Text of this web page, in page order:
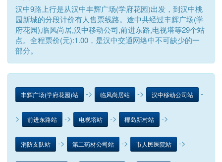
汉中9路上行是从汉中丰辉广场(学府花园)出发，到汉中桃
园新城的分段计价有人售票线路。途中共经过丰辉广场(学
府花园),临风尚居,汉中移动公司,前进东路,电视塔等29个站
点。全程票价(元):1.00，是汉中交通网络中不可缺少的一
部分。
丰辉广场(学府花园)站 -> 临风尚居站 -> 汉中移动公司站 -
> 前进东路站 -> 电视塔站 -> 椰岛新村站 ->
消防支队站 -> 第二药材公司站 -> 市人民医院站 ->